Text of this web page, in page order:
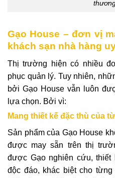
Gạo House – đơn vị
khách sạn nhà hàng
Thị trường hiện có nhiều
phục quản lý. Tuy nhiên,
bởi Gạo House vẫn luôn
lựa chọn. Bởi vì:
Mang thiết kế đặc thù của
Sản phẩm của Gạo House
được may sẵn trên thị
được Gạo nghiên cứu,
độc đáo, khác biệt cho